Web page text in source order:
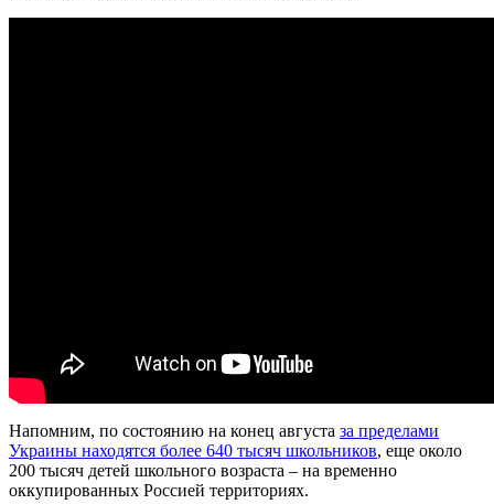
Напомним, по состоянию на конец августа за пределами
Украины находятся более 640 тысяч школьников, еще около
200 тысяч детей школьного возраста – на временно
оккупированных Россией территориях.